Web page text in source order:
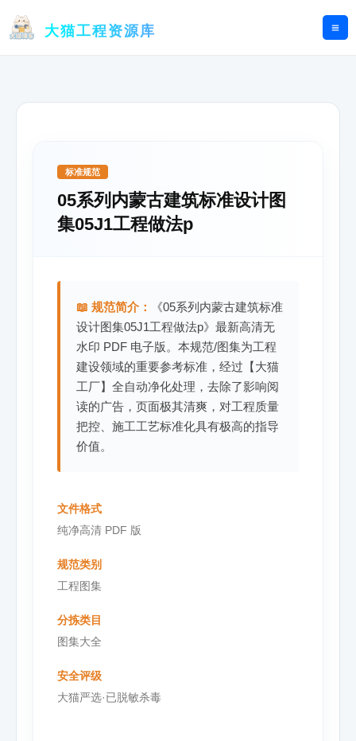
大猫工程资源库
标准规范
05系列内蒙古建筑标准设计图
集05J1工程做法p
📖 规范简介：
《05系列内蒙古建筑标准
设计图集05J1工程做法p》最新高清无
水印 PDF 电子版。本规范/图集为工程
建设领域的重要参考标准，经过【大猫
工厂】全自动净化处理，去除了影响阅
读的广告，页面极其清爽，对工程质量
把控、施工工艺标准化具有极高的指导
价值。
文件格式
纯净高清 PDF 版
规范类别
工程图集
分拣类目
图集大全
安全评级
大猫严选·已脱敏杀毒